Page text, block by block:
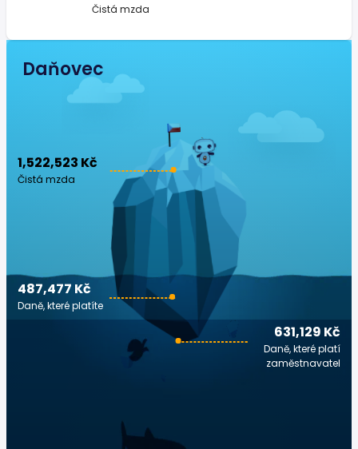
Čistá mzda
Daňovec
1,522,523 Kč
Čistá mzda
631,129 Kč
Daně, které platí
zaměstnavatel
487,477 Kč
Daně, které platíte